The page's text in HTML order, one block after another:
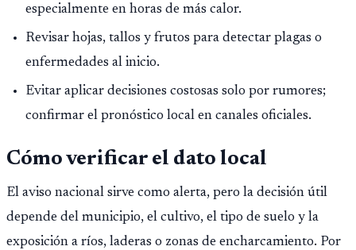
especialmente en horas de más calor.
Revisar hojas, tallos y frutos para detectar plagas o
enfermedades al inicio.
Evitar aplicar decisiones costosas solo por rumores;
confirmar el pronóstico local en canales oficiales.
Cómo verificar el dato local
El aviso nacional sirve como alerta, pero la decisión útil
depende del municipio, el cultivo, el tipo de suelo y la
exposición a ríos, laderas o zonas de encharcamiento. Por